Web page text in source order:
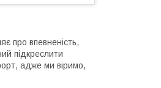
про впевненість,
підкреслити
адже ми віримо,